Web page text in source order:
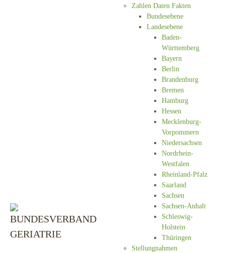
Zahlen Daten Fakten
Bundesebene
Landesebene
Baden-
Württemberg
Bayern
Berlin
Brandenburg
Bremen
Hamburg
Hessen
Mecklenburg-
Vorpommern
Niedersachsen
Nordrhein-
Westfalen
Rheinland-Pfalz
Saarland
Sachsen
Sachsen-Anhalt
Schleswig-
Holstein
Thüringen
Stellungnahmen